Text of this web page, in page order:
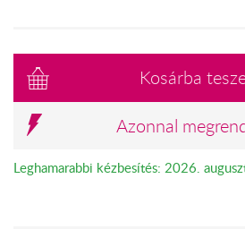
Kosárba
Azonnal
Leghamarabbi kézbesítés: 2026.